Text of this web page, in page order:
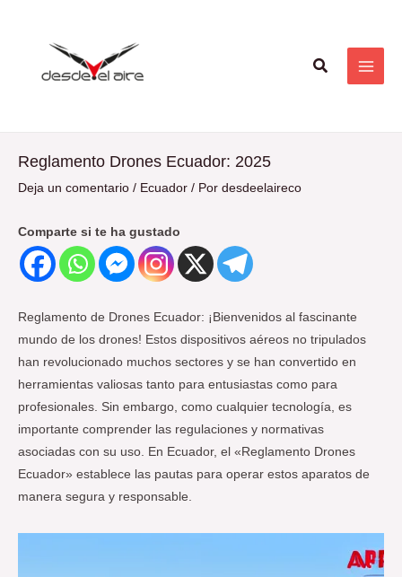
Buscar
Reglamento Drones Ecuador: 2025
Deja un comentario / Ecuador / Por desdeelaireco
Comparte si te ha gustado
Reglamento de Drones Ecuador: ¡Bienvenidos al fascinante
mundo de los drones! Estos dispositivos aéreos no tripulados
han revolucionado muchos sectores y se han convertido en
herramientas valiosas tanto para entusiastas como para
profesionales. Sin embargo, como cualquier tecnología, es
importante comprender las regulaciones y normativas
asociadas con su uso. En Ecuador, el «Reglamento Drones
Ecuador» establece las pautas para operar estos aparatos de
manera segura y responsable.
entradas